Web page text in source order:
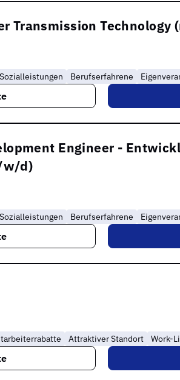
Transmission
Sozialleistungen Berufserfahrene
Engineer -
w/d)
Sozialleistungen Berufserfahrene
Attraktiver Standort Work-